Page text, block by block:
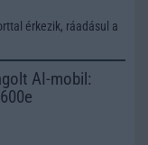
érkezik, ráadásul a
AI-mobil: